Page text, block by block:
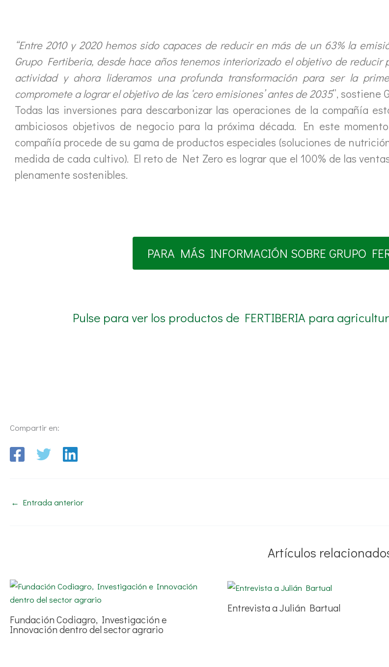
“Entre 2010 y 2020 hemos sido capaces de reducir en más de un 63% la
Grupo Fertiberia, desde hace años tenemos interiorizado el objetivo de reducir
actividad y ahora lideramos una profunda transformación para ser la
compromete a lograr el objetivo de las ‘cero emisiones’ antes de 2035”, sostiene
Todas las inversiones para descarbonizar las operaciones de la compañía
ambiciosos objetivos de negocio para la próxima década. En este
compañía procede de su gama de productos especiales (soluciones de
medida de cada cultivo). El reto de Net Zero es lograr que el 100% de las
plenamente sostenibles.
PARA MÁS INFORMACIÓN SOBRE GRUPO
Pulse para ver los productos de FERTIBERIA para
Compartir en:
← Entrada anterior
Artículos
Fundación Codiagro, Investigación e
Innovación dentro del sector agrario
Entrevista a Julián Bartual